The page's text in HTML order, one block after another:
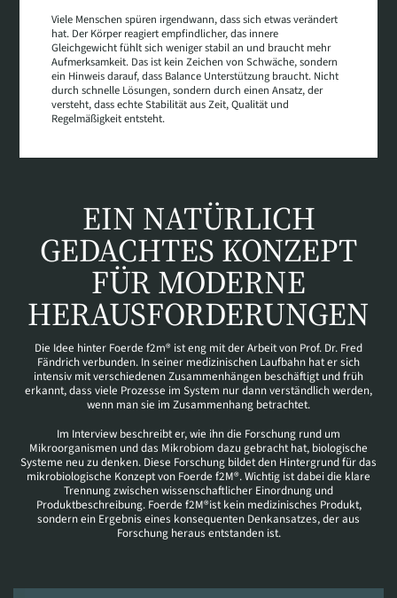
Viele Menschen spüren irgendwann, dass sich etwas verändert
hat. Der Körper reagiert empfindlicher, das innere
Gleichgewicht fühlt sich weniger stabil an und braucht mehr
Aufmerksamkeit. Das ist kein Zeichen von Schwäche, sondern
ein Hinweis darauf, dass Balance Unterstützung braucht. Nicht
durch schnelle Lösungen, sondern durch einen Ansatz, der
versteht, dass echte Stabilität aus Zeit, Qualität und
Regelmäßigkeit entsteht.
EIN NATÜRLICH
GEDACHTES KONZEPT
FÜR MODERNE
HERAUSFORDERUNGEN
Die Idee hinter Foerde f2m® ist eng mit der Arbeit von Prof. Dr. Fred
Fändrich verbunden. In seiner medizinischen Laufbahn hat er sich
intensiv mit verschiedenen Zusammenhängen beschäftigt und früh
erkannt, dass viele Prozesse im System nur dann verständlich werden,
wenn man sie im Zusammenhang betrachtet.
Im Interview beschreibt er, wie ihn die Forschung rund um
Mikroorganismen und das Mikrobiom dazu gebracht hat, biologische
Systeme neu zu denken. Diese Forschung bildet den Hintergrund für das
mikrobiologische Konzept von Foerde f2M®. Wichtig ist dabei die klare
Trennung zwischen wissenschaftlicher Einordnung und
Produktbeschreibung. Foerde f2M®ist kein medizinisches Produkt,
sondern ein Ergebnis eines konsequenten Denkansatzes, der aus
Forschung heraus entstanden ist.